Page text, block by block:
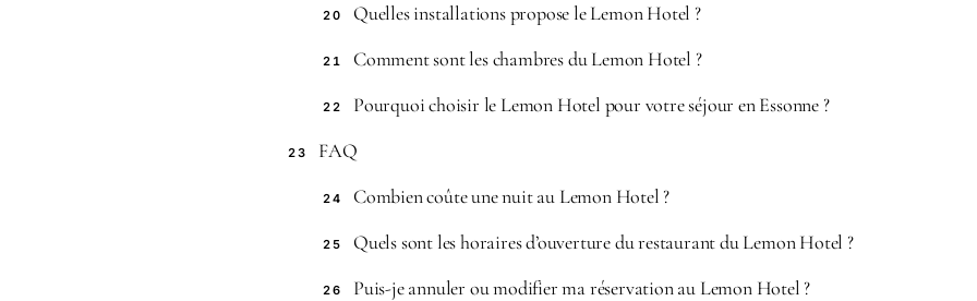
20 Quelles installations propose le Lemon Hotel ?
21 Comment sont les chambres du Lemon Hotel ?
22 Pourquoi choisir le Lemon Hotel pour votre séjour en Essonne ?
23 FAQ
24 Combien coûte une nuit au Lemon Hotel ?
25 Quels sont les horaires d’ouverture du restaurant du Lemon Hotel ?
26 Puis-je annuler ou modifier ma réservation au Lemon Hotel ?